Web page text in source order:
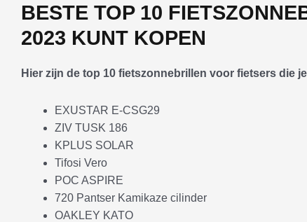
BESTE TOP 10
2023 KUNT KOPEN
Hier zijn de top 10 fietszonnebrillen voor fietsers die
EXUSTAR E-CSG29
ZIV TUSK 186
KPLUS SOLAR
Tifosi Vero
POC ASPIRE
720 Pantser Kamikaze cilinder
OAKLEY KATO